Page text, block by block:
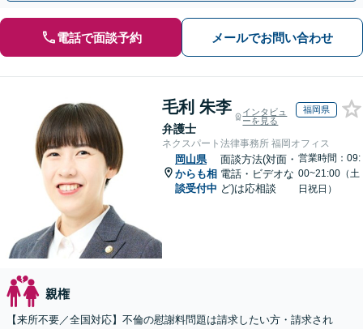
電話で面談予約 メールでお問い合わせ
毛利 朱李
弁護士
インタビュ
ーを見る
福岡県
ネクスパート法律事務所 福岡オフィス
岡山県
からも相
談受付中
面談方法(対面・
電話・ビデオな
ど)は応相談
営業時間：09:
00~21:00（土
日祝日）
親権
【来所不要／全国対応】不倫の慰謝料問題は請求したい方・請求され